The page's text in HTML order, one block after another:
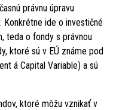
právnu úpravu
Konkrétne ide o investičné
teda o fondy s právnou
ktoré sú v EÚ známe pod
á Capital Variable) a sú
ktoré môžu vznikať v